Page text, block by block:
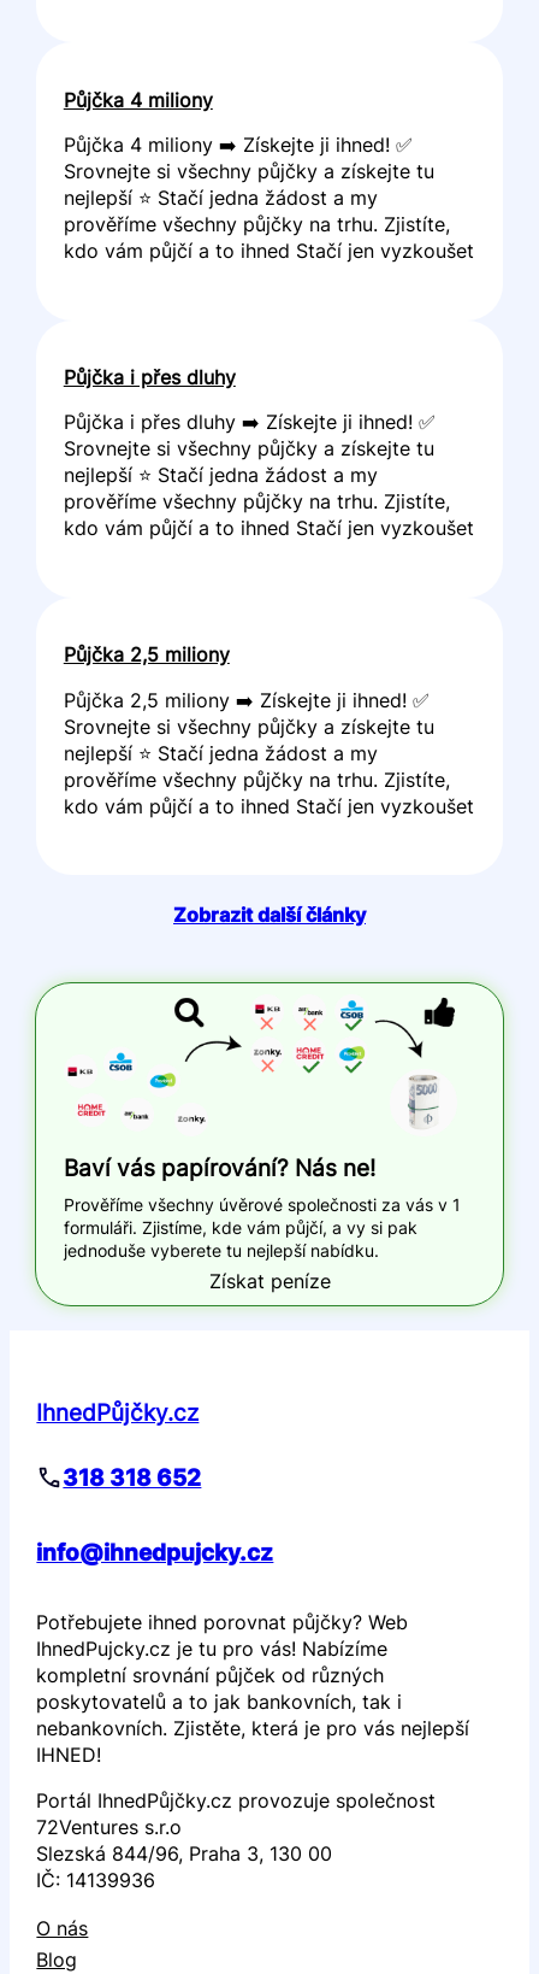
Půjčka 4 miliony
Půjčka 4 miliony ➡️ Získejte ji ihned! ✅
Srovnejte si všechny půjčky a získejte tu
nejlepší ⭐ Stačí jedna žádost a my
prověříme všechny půjčky na trhu. Zjistíte,
kdo vám půjčí a to ihned Stačí jen vyzkoušet
Půjčka i přes dluhy
Půjčka i přes dluhy ➡️ Získejte ji ihned! ✅
Srovnejte si všechny půjčky a získejte tu
nejlepší ⭐ Stačí jedna žádost a my
prověříme všechny půjčky na trhu. Zjistíte,
kdo vám půjčí a to ihned Stačí jen vyzkoušet
Půjčka 2,5 miliony
Půjčka 2,5 miliony ➡️ Získejte ji ihned! ✅
Srovnejte si všechny půjčky a získejte tu
nejlepší ⭐ Stačí jedna žádost a my
prověříme všechny půjčky na trhu. Zjistíte,
kdo vám půjčí a to ihned Stačí jen vyzkoušet
Zobrazit další články
Baví vás papírování? Nás ne!
Prověříme všechny úvěrové společnosti za vás v 1
formuláři. Zjistíme, kde vám půjčí, a vy si pak
jednoduše vyberete tu nejlepší nabídku.
Získat peníze
IhnedPůjčky.cz
318 318 652
info@ihnedpujcky.cz
Potřebujete ihned porovnat půjčky? Web
IhnedPujcky.cz je tu pro vás! Nabízíme
kompletní srovnání půjček od různých
poskytovatelů a to jak bankovních, tak i
nebankovních. Zjistěte, která je pro vás nejlepší
IHNED!
Portál IhnedPůjčky.cz provozuje společnost
72Ventures s.r.o
Slezská 844/96, Praha 3, 130 00
IČ: 14139936
O nás
Blog